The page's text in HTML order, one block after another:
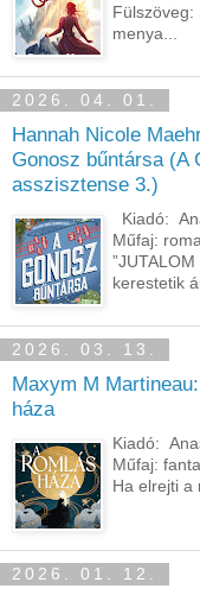
Fülszöveg:
menya...
2026. 04. 01.
Hannah Nicole
Gonosz bűntársa (A
asszisztense 3.)
Kiadó:
Műfaj:
kerestetik
2026. 03. 13.
Maxym M
háza
Kiadó:
Műfaj:
Ha elrejti a
2026. 01. 12.